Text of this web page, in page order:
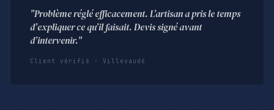
"Problème réglé efficacement. L'artisan a pris le temps
d'expliquer ce qu'il faisait. Devis signé avant
d'intervenir."
Client vérifié · Villevaudé